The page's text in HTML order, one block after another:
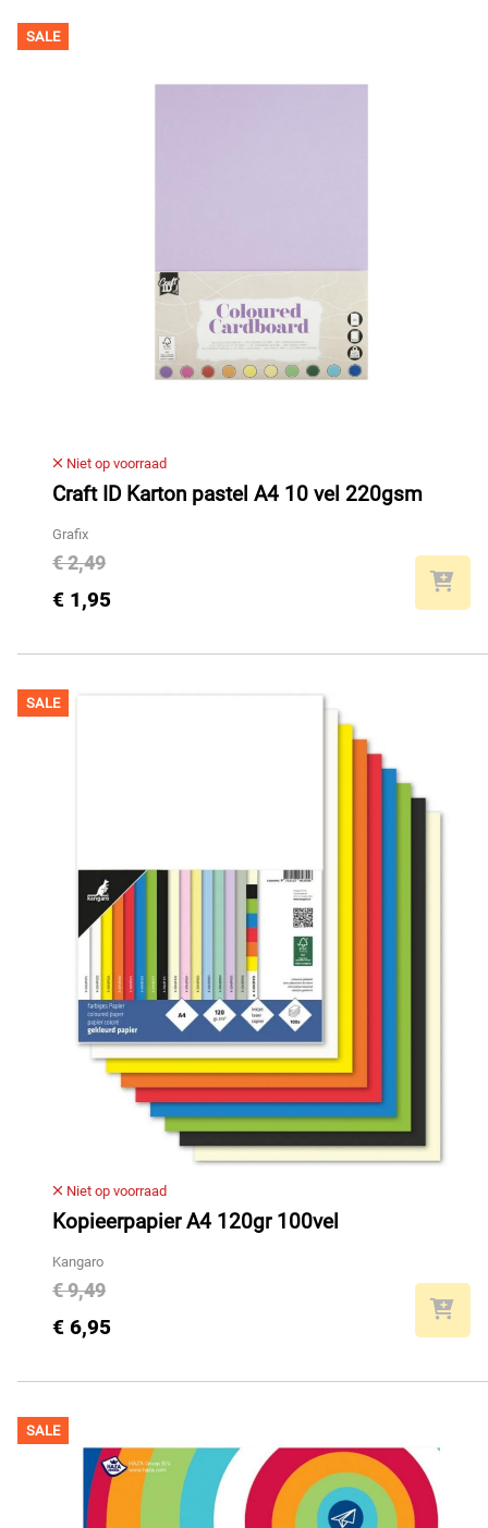
SALE
Niet op voorraad
Craft ID Karton pastel A4 10 vel 220gsm
Grafix
€ 2,49
€ 1,95
SALE
Niet op voorraad
Kopieerpapier A4 120gr 100vel
Kangaro
€ 9,49
€ 6,95
SALE